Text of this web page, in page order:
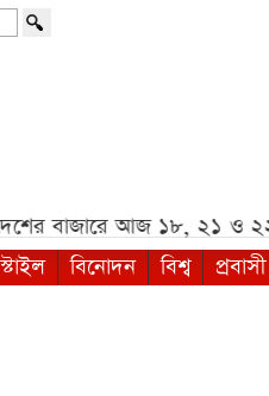
বাজারে আজ ১৮, ২১ ও ২২
বিনোদন বিশ্ব প্রবাসী